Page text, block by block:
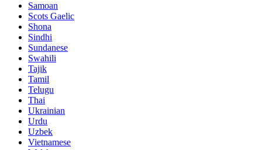
Samoan
Scots Gaelic
Shona
Sindhi
Sundanese
Swahili
Tajik
Tamil
Telugu
Thai
Ukrainian
Urdu
Uzbek
Vietnamese